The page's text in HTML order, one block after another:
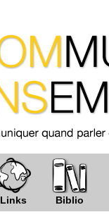
Links Biblio